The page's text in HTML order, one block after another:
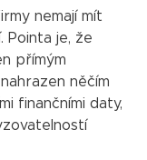
nemají mít
Pointa je, že
přímým
něčím
finančními daty,